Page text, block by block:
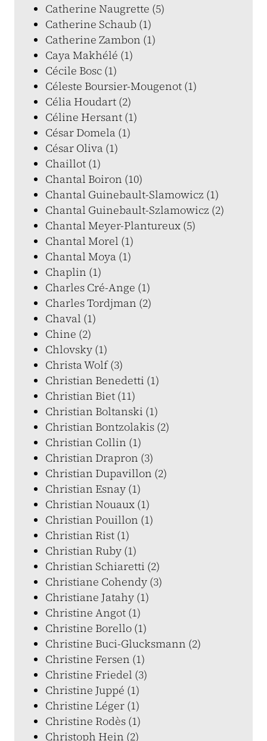
Catherine Naugrette (5)
Catherine Schaub (1)
Catherine Zambon (1)
Caya Makhélé (1)
Cécile Bosc (1)
Céleste Boursier-Mougenot (1)
Célia Houdart (2)
Céline Hersant (1)
César Domela (1)
César Oliva (1)
Chaillot (1)
Chantal Boiron (10)
Chantal Guinebault-Slamowicz (1)
Chantal Guinebault-Szlamowicz (2)
Chantal Meyer-Plantureux (5)
Chantal Morel (1)
Chantal Moya (1)
Chaplin (1)
Charles Cré-Ange (1)
Charles Tordjman (2)
Chaval (1)
Chine (2)
Chlovsky (1)
Christa Wolf (3)
Christian Benedetti (1)
Christian Biet (11)
Christian Boltanski (1)
Christian Bontzolakis (2)
Christian Collin (1)
Christian Drapron (3)
Christian Dupavillon (2)
Christian Esnay (1)
Christian Nouaux (1)
Christian Pouillon (1)
Christian Rist (1)
Christian Ruby (1)
Christian Schiaretti (2)
Christiane Cohendy (3)
Christiane Jatahy (1)
Christine Angot (1)
Christine Borello (1)
Christine Buci-Glucksmann (2)
Christine Fersen (1)
Christine Friedel (3)
Christine Juppé (1)
Christine Léger (1)
Christine Rodès (1)
Christoph Hein (2)